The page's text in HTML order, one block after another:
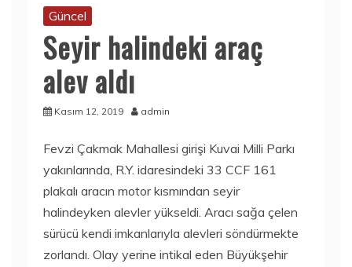
Güncel
Seyir halindeki araç
alev aldı
Kasım 12, 2019 admin
Fevzi Çakmak Mahallesi girişi Kuvai Milli Parkı
yakınlarında, R.Y. idaresindeki 33 CCF 161
plakalı aracın motor kısmından seyir
halindeyken alevler yükseldi. Aracı sağa çelen
sürücü kendi imkanlarıyla alevleri söndürmekte
zorlandı. Olay yerine intikal eden Büyükşehir